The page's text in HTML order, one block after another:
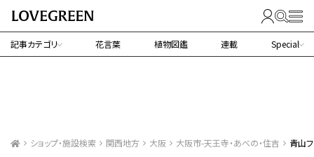
記事カテゴリ 花言葉 植物図鑑 連載 Special
ショップ・施設検索 関西地方 大阪 大阪市-天王寺・あべの・住吉 青山